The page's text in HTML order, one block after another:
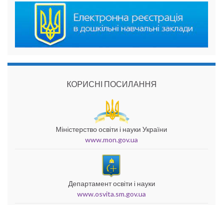
КОРИСНІ ПОСИЛАННЯ
Міністерство освіти і науки України
www.mon.gov.ua
Департамент освіти і науки
www.osvita.sm.gov.ua